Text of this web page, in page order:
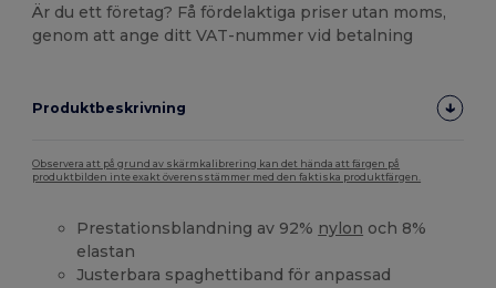
Är du ett företag? Få fördelaktiga priser utan moms,
genom att ange ditt VAT-nummer vid betalning
Produktbeskrivning
Observera att på grund av skärmkalibrering kan det hända att färgen på
produktbilden inte exakt överensstämmer med den faktiska produktfärgen.
Prestationsblandning av 92% nylon och 8%
elastan
Justerbara spaghettiband för anpassad